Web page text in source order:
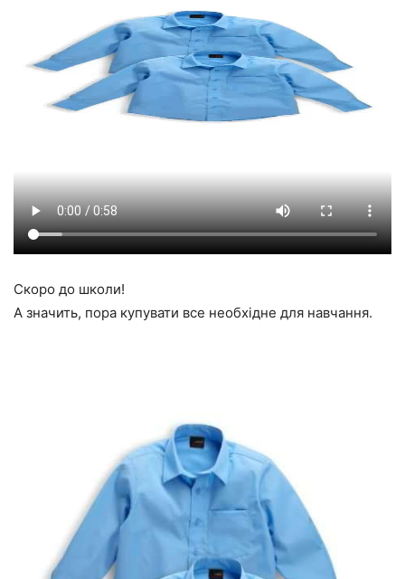
Скоро до школи!
А значить, пора купувати все необхідне для навчання.